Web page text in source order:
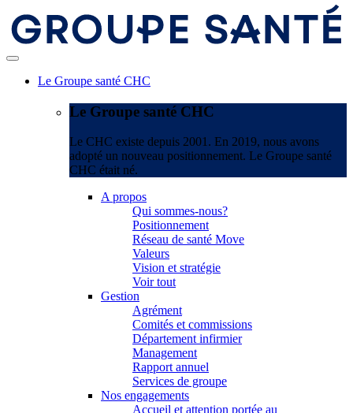
Le Groupe santé CHC
Le Groupe santé CHC
Le CHC existe depuis 2001. En 2019, nous avons
adopté un nouveau positionnement. Le Groupe santé
CHC était né.
A propos
Qui sommes-nous?
Positionnement
Réseau de santé Move
Valeurs
Vision et stratégie
Voir tout
Gestion
Agrément
Comités et commissions
Département infirmier
Management
Rapport annuel
Services de groupe
Nos engagements
Accueil et attention portée au